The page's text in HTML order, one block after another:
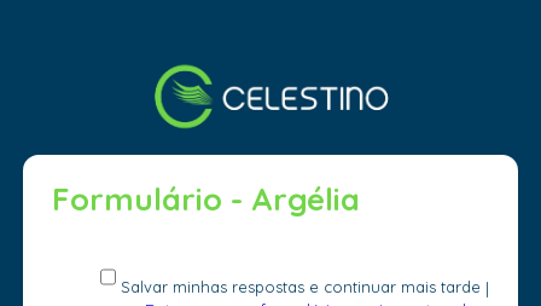
Formulário - Argélia
Salvar minhas respostas e continuar mais tarde |